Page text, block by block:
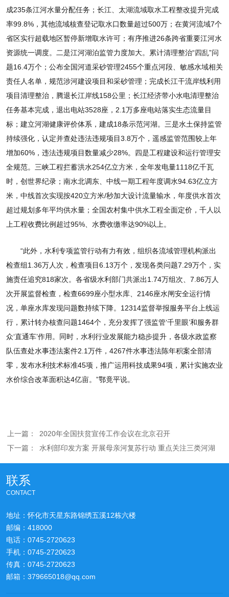
成235条江河水量分配任务；长江、太湖流域取水工程整改提升完成
率99.8%，其他流域核查登记取水口数量超过500万；在黄河流域7个
省区实行超载地区暂停新增取水许可；有序推进26条跨省重要江河水
资源统一调度。二是江河湖泊监管力度加大。累计清理整治“四乱”问
题16.4万个；公布全国河道采砂管理2455个重点河段、敏感水域相关
责任人名单，规范涉河建设项目和采砂管理；完成长江干流岸线利用
项目清理整治，腾退长江岸线158公里；长江经济带小水电清理整治
任务基本完成，退出电站3528座，2.1万多座电站落实生态流量目
标；建立河湖健康评价体系，建成18条示范河湖。三是水土保持监管
持续强化，认定并查处违法违规项目3.8万个，遥感监管范围较上年
增加60%，违法违规项目数量减少28%。四是工程建设和运行管理安
全规范。三峡工程拦蓄洪水254亿立方米，全年发电量1118亿千瓦
时，创世界纪录；南水北调东、中线一期工程年度调水94.63亿立方
米，中线首次实现按420立方米/秒加大设计流量输水，年度供水首次
超过规划多年平均供水量；全国农村集中供水工程全面定价，千人以
上工程收费比例超过95%、水费收缴率达90%以上。
“此外，水利专项监管行动有力有效，组织各流域管理机构派出
检查组1.36万人次，检查项目6.13万个，发现各类问题7.29万个，实
施责任追究818家次。各省级水利部门共派出1.74万组次、7.86万人
次开展监督检查，检查6699座小型水库、2146座水闸安全运行情
况，单座水库发现问题数持续下降。12314监督举报服务平台上线运
行，累计转办核查问题1464个，充分发挥了强监管‘千里眼’和服务群
众‘直通车’作用。同时，水利行业发展能力稳步提升，各级水政监察
队伍查处水事违法案件2.1万件，4267件水事违法陈年积案全部清
零，发布水利技术标准45项，推广运用科技成果94项，累计实施农业
水价综合改革面积达4亿亩。”鄂竟平说。
上一篇：
2020年全国扶贫宣传工作会议在北京召开
下一篇：
水利部印发方案 开展母亲河复苏行动 重点关注三类河湖
联系
CONTACT
地址：怀化市天星东路锦绣五溪12栋六楼
邮编：418000
电话：0745-2720623
手机：0745-2720623
传真：0745-2720623
邮箱：379665018@qq.com